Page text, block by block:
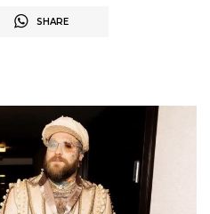
SHARE